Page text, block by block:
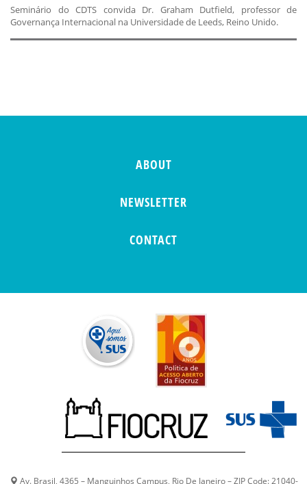
Seminário do CDTS convida Dr. Graham Dutfield, professor de
Governança Internacional na Universidade de Leeds, Reino Unido.
ABOUT
NEWSLETTER
CONTACT
Av. Brasil, 4365 – Manguinhos Campus, Rio De Janeiro – ZIP Code: 21040-